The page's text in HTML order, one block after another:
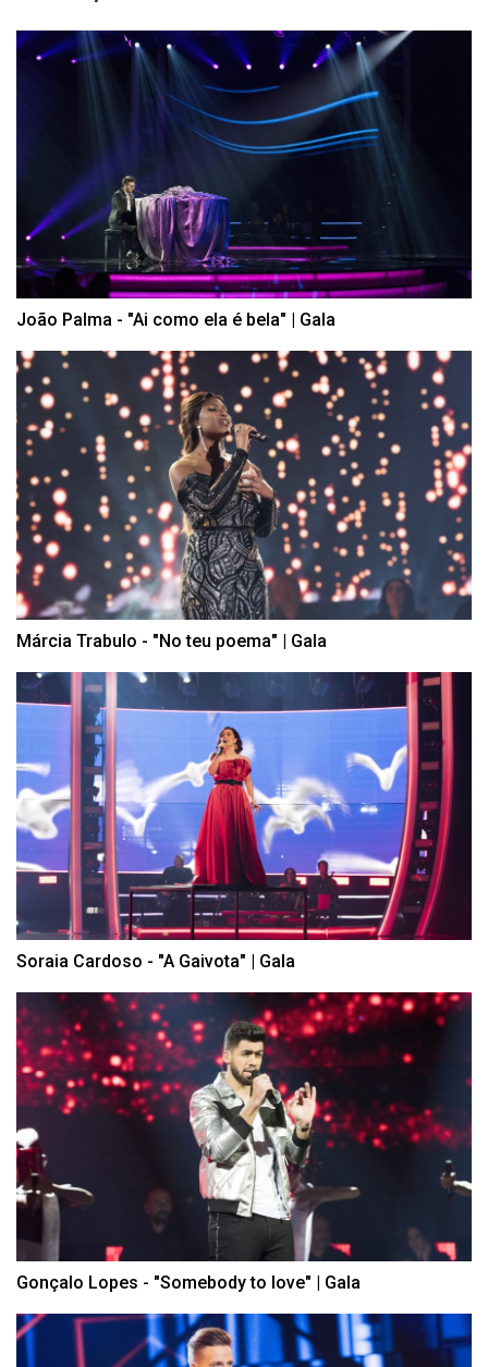
João Palma - "Ai como ela é bela" | Gala
Márcia Trabulo - "No teu poema" | Gala
Soraia Cardoso - "A Gaivota" | Gala
Gonçalo Lopes - "Somebody to love" | Gala